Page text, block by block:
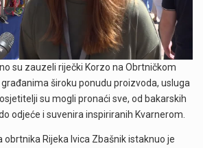
su zauzeli riječki Korzo na Obrtničkom
široku ponudu proizvoda, usluga
su mogli pronaći sve, od bakarskih
odjeće i suvenira inspiriranih Kvarnerom.
obrtnika Rijeka Ivica Zbašnik istaknuo je